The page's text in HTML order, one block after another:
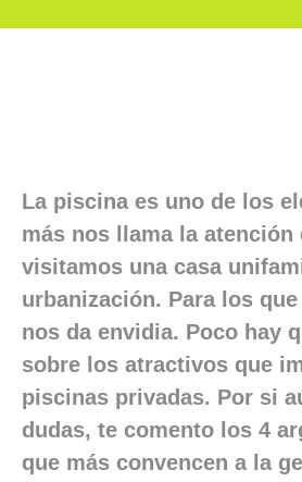
La piscina es uno de los
más nos llama la atención
visitamos una casa
urbanización. Para los
nos da envidia. Poco hay
sobre los atractivos que
piscinas privadas. Por si
dudas, te comento los 4
que más convencen a la